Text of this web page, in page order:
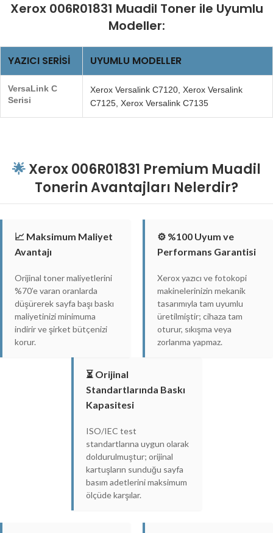
Xerox 006R01831 Muadil Toner ile Uyumlu
Modeller:
YAZICI SERISI UYUMLU MODELLER
VersaLink C
Serisi
Xerox Versalink C7120, Xerox Versalink
C7125, Xerox Versalink C7135
🌟Xerox 006R01831 Premium Muadil
Tonerin Avantajları Nelerdir?
📈 Maksimum Maliyet
Avantajı
Orijinal toner maliyetlerini
%70’e varan oranlarda
düşürerek sayfa başı baskı
maliyetinizi minimuma
indirir ve şirket bütçenizi
korur.
⚙️ %100 Uyum ve
Performans Garantisi
Xerox yazıcı ve fotokopi
makinelerinizin mekanik
tasarımıyla tam uyumlu
üretilmiştir; cihaza tam
oturur, sıkışma veya
zorlanma yapmaz.
⏳ Orijinal
Standartlarında Baskı
Kapasitesi
ISO/IEC test
standartlarına uygun olarak
doldurulmuştur; orijinal
kartuşların sunduğu sayfa
basım adetlerini maksimum
ölçüde karşılar.